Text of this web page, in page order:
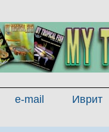
e-mail Иврит